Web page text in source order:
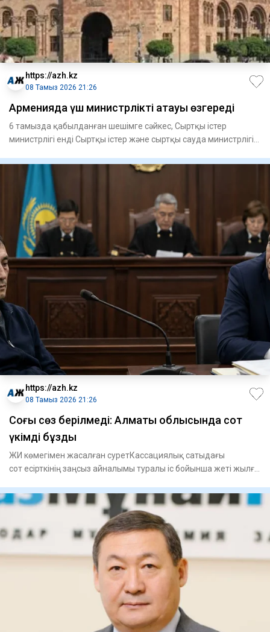
https://azh.kz
08 Тамыз 2026 21:26
Арменияда үш министрліктің атауы өзгереді
6 тамызда қабылданған шешімге сәйкес, Сыртқы істер
министрлігі енді Сыртқы істер және сыртқы сауда министрлігі
https://azh.kz
08 Тамыз 2026 21:26
​Соңғы сөз берілмеді: Алматы облысында сот
үкімді бұзды
ЖИ көмегімен жасалған суретКассациялық сатыдағы
сот есірткінің заңсыз айналымы туралы іс бойынша жеті жылға